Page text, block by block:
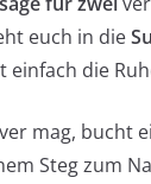
euch in die
einfach die
mag, bucht
Steg zum